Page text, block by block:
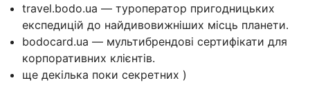
travel.bodo.ua — туроператор пригодницьких
експедицій до найдивовижніших місць планети.
bodocard.ua — мультибрендові сертифікати для
корпоративних клієнтів.
ще декілька поки секретних )